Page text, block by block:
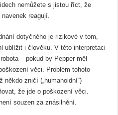
nemůžete s jistou říct, že
reagují.
dotyčného je rizikové v tom,
ublížit i člověku. V této interpretaci
– pokud by Pepper měl
věci. Problém tohoto
zničí („humanoidní“)
že jde o poškození věci.
souzen za znásilnění.